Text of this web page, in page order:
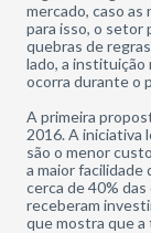
mercado, caso as
para isso, o setor
quebras de
lado, a instituição
ocorra durante o
A primeira
2016. A iniciativa
são o menor
a maior facilidade
cerca de 40%
receberam
que mostra que